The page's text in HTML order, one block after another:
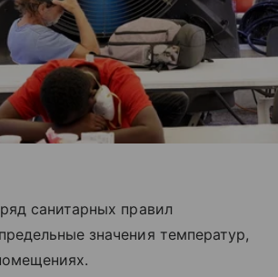
санитарных правил
значения температур,